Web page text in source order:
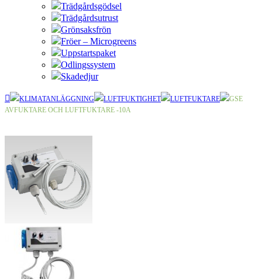
Trädgårdsgödsel
Trädgårdsutrust
Grönsaksfrön
Fröer – Microgreens
Uppstartspaket
Odlingssystem
Skadedjur
KLIMATANLÄGGNING LUFTFUKTIGHET LUFTFUKTARE
GSE
AVFUKTARE OCH LUFTFUKTARE -10A